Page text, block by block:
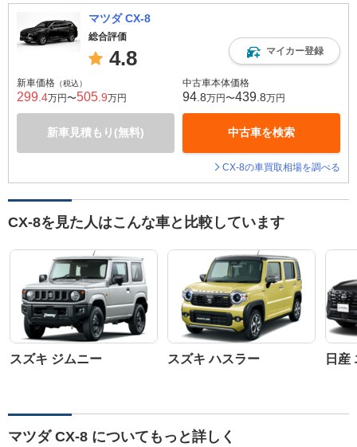
マツダ CX-8
総合評価
4.8 マイカー登録
新車価格 （税込）
299 .4万円〜505 .9万円
新車見積もり(無料)
中古車本体価格
94 .8万円〜439 .8万円
中古車を検索
CX-8の車買取相場を調べる
CX-8を見た人はこんな車と比較しています
スズキ ジムニー スズキ ハスラー 日産
マツダ CX-8 についてもっと詳しく